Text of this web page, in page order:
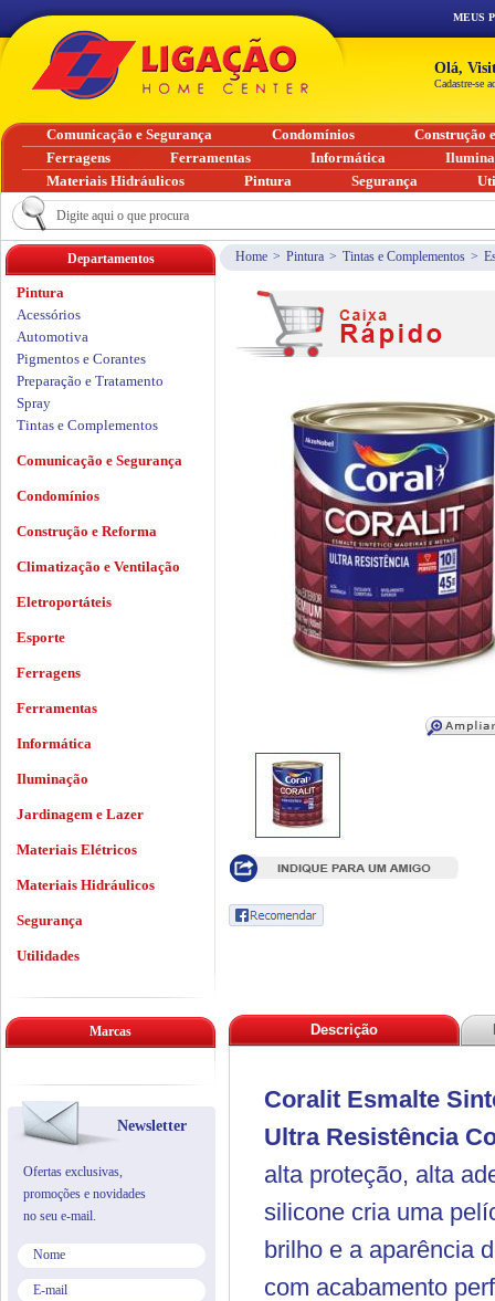
Home > Pintura > Tintas e Complementos >
Descrição
Coralit Esmalte
Ultra Resistência
alta proteção, alta
silicone cria uma
brilho e a aparência
com acabamento
Departamentos
Pintura
Acessórios
Automotiva
Pigmentos e Corantes
Preparação e Tratamento
Spray
Tintas e Complementos
Comunicação e Segurança
Condomínios
Construção e Reforma
Climatização e Ventilação
Eletroportáteis
Esporte
Ferragens
Ferramentas
Informática
Iluminação
Jardinagem e Lazer
Materiais Elétricos
Materiais Hidráulicos
Segurança
Utilidades
Marcas
Newsletter
Ofertas exclusivas,
promoções e novidades
no seu e-mail.
MEUS
Olá,
Cadastre-se
Comunicação e Segurança Condomínios
Construção
Ferragens
Ferramentas Informática
Materiais Hidráulicos
Pintura Segurança